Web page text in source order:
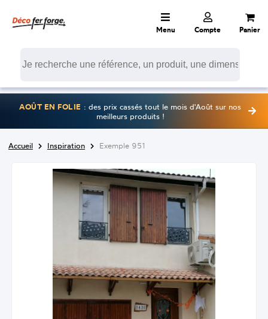
Menu Compte Panier
AOÛT EN FOLIE : des prix cassés tout le mois d'Août sur nos
meilleurs produits !
Accueil Inspiration Exemple 951